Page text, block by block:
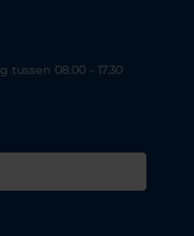
08.00 - 17.30